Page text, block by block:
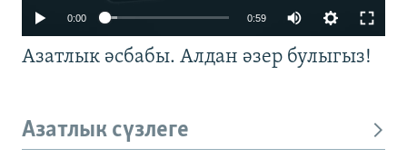
0:00 0:59
Азатлык әсбабы. Алдан әзер булыгыз!
Азатлык сүзлеге